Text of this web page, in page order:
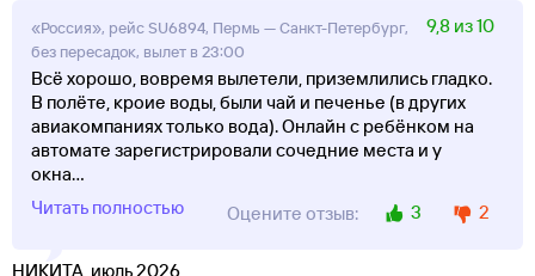
«Россия», рейс SU6894, Пермь — Санкт-Петербург,
без пересадок, вылет в 23:00
9,8 из 10
Всё хорошо, вовремя вылетели, приземлились гладко.
В полёте, кроие воды, были чай и печенье (в других
авиакомпаниях только вода). Онлайн с ребёнком на
автомате зарегистрировали сочедние места и у
окна...
Читать полностью
Оцените отзыв: 3 2
НИКИТА, июль 2026